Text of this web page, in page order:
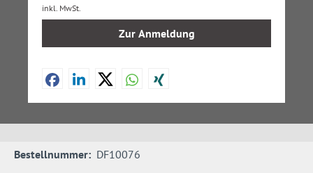
inkl. MwSt.
Zur Anmeldung
Bestellnummer: DF10076